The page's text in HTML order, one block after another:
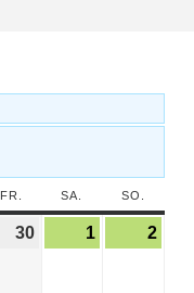
FR. SA. SO.
30 1 2